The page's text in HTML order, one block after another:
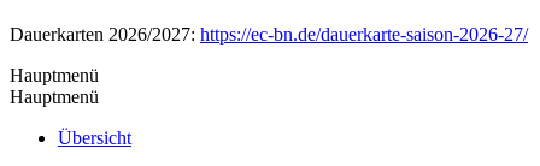
Dauerkarten 2026/2027: https://ec-bn.de/dauerkarte-saison-2026-27/
Hauptmenü
Hauptmenü
Übersicht